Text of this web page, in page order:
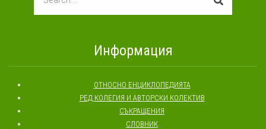
Информация
ОТНОСНО ЕНЦИКЛОПЕДИЯТА
РЕД КОЛЕГИЯ И АВТОРСКИ КОЛЕКТИВ
СЪКРАЩЕНИЯ
СЛОВНИК